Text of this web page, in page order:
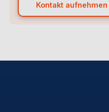
Kontakt aufnehmen